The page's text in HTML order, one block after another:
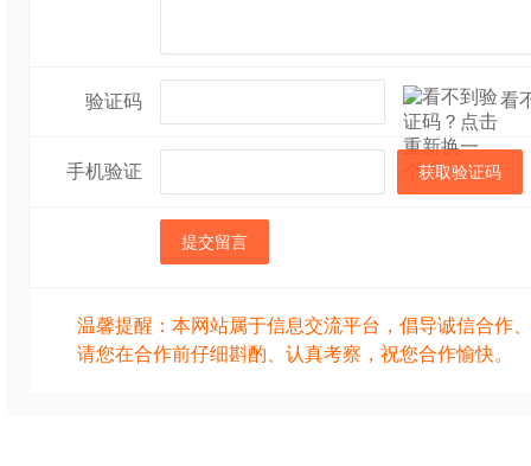
验证码 看
手机验证 获取验证码
提交留言
温馨提醒：本网站属于信息交流平台，倡导诚信合作
请您在合作前仔细斟酌、认真考察，祝您合作愉快。